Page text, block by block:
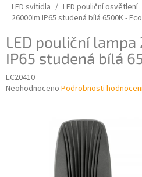
LED svítidla LED pouliční osvětlení
26000lm IP65 studená bílá 6500K -
LED pouliční
IP65 studená bílá
EC20410
Průměrné
Neohodnoceno Podrobnosti